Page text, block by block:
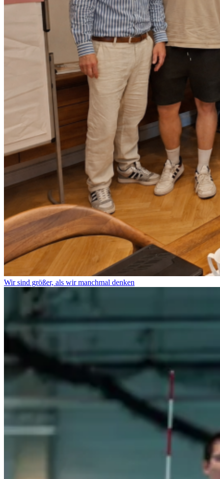
Wir sind größer, als wir manchmal denken